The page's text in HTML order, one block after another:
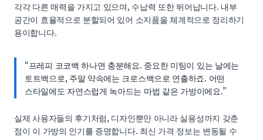
각각 다른 매력을 가지고 있으며, 수납력 또한 뛰어납니다. 내부
공간이 효율적으로 분할되어 있어 소지품을 체계적으로 정리하기
용이합니다.
“프레피 코코백 하나면 충분해요. 중요한 미팅이 있는 날에는
토트백으로, 주말 약속에는 크로스백으로 연출하죠. 어떤
스타일에도 자연스럽게 녹아드는 마법 같은 가방이에요.”
실제 사용자들의 후기처럼, 디자인뿐만 아니라 실용성까지 갖춘
점이 이 가방의 인기를 증명합니다. 최신 가격 정보는 변동될 수